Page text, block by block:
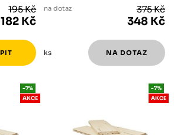
195 Kč
182 Kč
na dotaz 375 Kč
348 Kč
ks
-7%
AKCE
-7%
AKCE